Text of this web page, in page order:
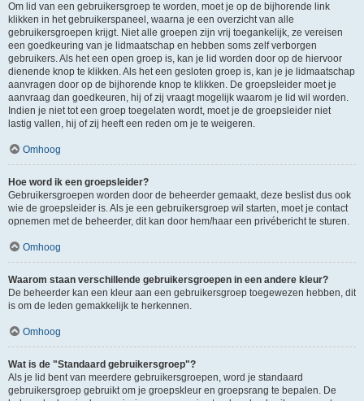
Om lid van een gebruikersgroep te worden, moet je op de bijhorende link
klikken in het gebruikerspaneel, waarna je een overzicht van alle
gebruikersgroepen krijgt. Niet alle groepen zijn vrij toegankelijk, ze vereisen
een goedkeuring van je lidmaatschap en hebben soms zelf verborgen
gebruikers. Als het een open groep is, kan je lid worden door op de hiervoor
dienende knop te klikken. Als het een gesloten groep is, kan je je lidmaatschap
aanvragen door op de bijhorende knop te klikken. De groepsleider moet je
aanvraag dan goedkeuren, hij of zij vraagt mogelijk waarom je lid wil worden.
Indien je niet tot een groep toegelaten wordt, moet je de groepsleider niet
lastig vallen, hij of zij heeft een reden om je te weigeren.
Omhoog
Hoe word ik een groepsleider?
Gebruikersgroepen worden door de beheerder gemaakt, deze beslist dus ook
wie de groepsleider is. Als je een gebruikersgroep wil starten, moet je contact
opnemen met de beheerder, dit kan door hem/haar een privébericht te sturen.
Omhoog
Waarom staan verschillende gebruikersgroepen in een andere kleur?
De beheerder kan een kleur aan een gebruikersgroep toegewezen hebben, dit
is om de leden gemakkelijk te herkennen.
Omhoog
Wat is de "Standaard gebruikersgroep"?
Als je lid bent van meerdere gebruikersgroepen, word je standaard
gebruikersgroep gebruikt om je groepskleur en groepsrang te bepalen. De